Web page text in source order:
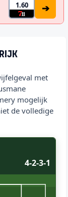
1.60 ➔
met
mogelijk
de volledige
4-2-3-1